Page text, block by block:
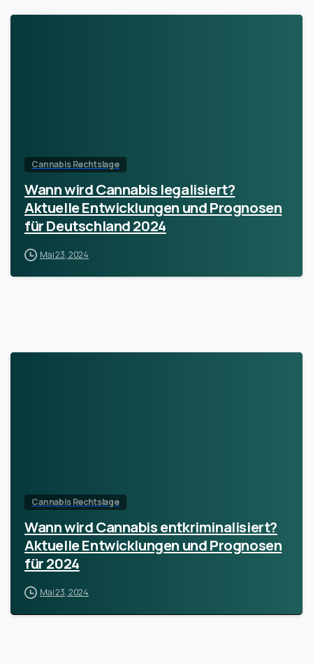
Cannabis Rechtslage
Wann wird Cannabis legalisiert?
Aktuelle Entwicklungen und Prognosen
für Deutschland 2024
Mai 23, 2024
Cannabis Rechtslage
Wann wird Cannabis entkriminalisiert?
Aktuelle Entwicklungen und Prognosen
für 2024
Mai 23, 2024